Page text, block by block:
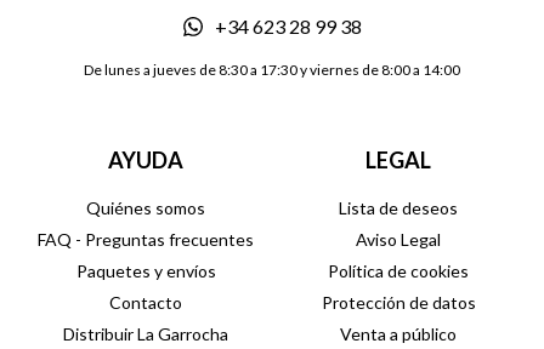
+34 623 28 99 38
De lunes a jueves de 8:30 a 17:30 y viernes de 8:00 a 14:00
AYUDA
Quiénes somos
FAQ - Preguntas frecuentes
Paquetes y envíos
Contacto
Distribuir La Garrocha
LEGAL
Lista de deseos
Aviso Legal
Política de cookies
Protección de datos
Venta a público